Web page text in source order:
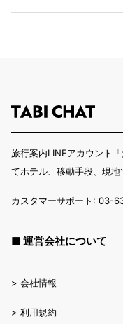
旅行案内LINEアカウント
てホテル、移動手段、現地
カスタマーサポート: 03-
■ 運営会社について
> 会社情報
> 利用規約